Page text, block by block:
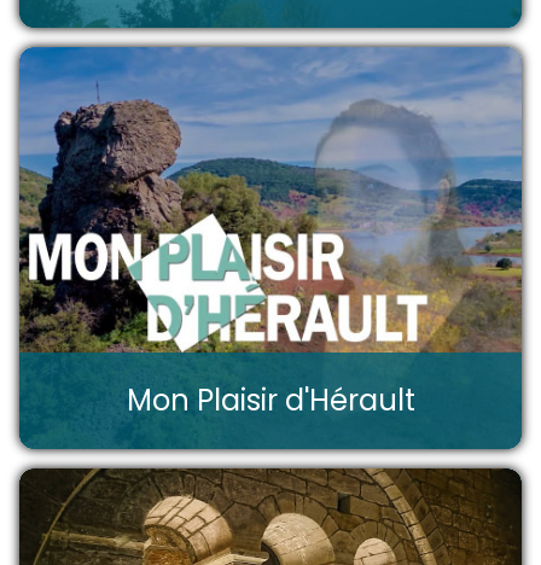
Mon Plaisir d'Hérault